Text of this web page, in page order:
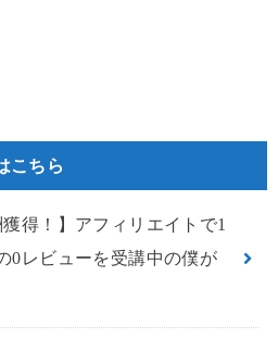
こちら
獲得！】アフィリエイトで1
0レビューを受講中の僕が